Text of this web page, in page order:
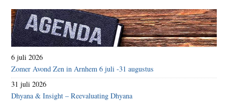
6 juli 2026
Zomer Avond Zen in Arnhem 6 juli -31 augustus
31 juli 2026
Dhyana & Insight – Reevaluating Dhyana